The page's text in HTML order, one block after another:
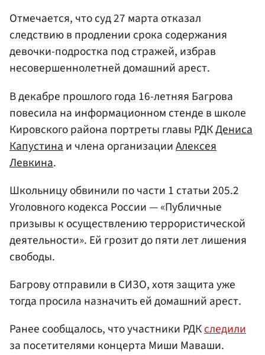
Отмечается, что суд 27 марта отказал
следствию в продлении срока содержания
девочки-подростка под стражей, избрав
несовершеннолетней домашний арест.
В декабре прошлого года 16-летняя Багрова
повесила на информационном стенде в школе
Кировского района портреты главы РДКДениса
Капустина и члена организацииАлексея
Левкина.
Школьницу обвинили по части 1 статьи 205.2
Уголовного кодекса России — «Публичные
призывы к осуществлению террористической
деятельности». Ей грозит до пяти лет лишения
свободы.
Багрову отправили в СИЗО, хотя защита уже
тогда просила назначить ей домашний арест.
Ранее сообщалось, что участники РДКследили
за посетителями концерта Миши Маваши.